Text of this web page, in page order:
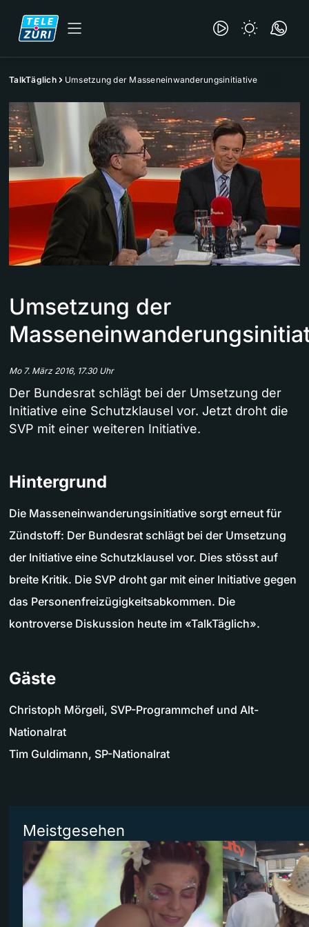
TalkTäglich Umsetzung der Masseneinwanderungsinitiative
Umsetzung der
Mo 7. März 2016, 17.30 Uhr
Der Bundesrat schlägt bei der Umsetzung der
Initiative eine Schutzklausel vor. Jetzt droht die
SVP mit einer weiteren Initiative.
Hintergrund
Die Masseneinwanderungsinitiative sorgt erneut für
Zündstoff: Der Bundesrat schlägt bei der Umsetzung
der Initiative eine Schutzklausel vor. Dies stösst auf
breite Kritik. Die SVP droht gar mit einer Initiative gegen
das Personenfreizügigkeitsabkommen. Die
kontroverse Diskussion heute im «TalkTäglich».
Gäste
Christoph Mörgeli, SVP-Programmchef und Alt-
Nationalrat
Tim Guldimann, SP-Nationalrat
Meistgesehen